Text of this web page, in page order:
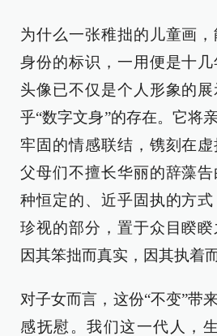
为什么一张稚拙的儿童画
身份的标识，一用便是十
头像已不仅是个人形象的
乎“数字文身”的存在。它将
牢固的情感联结，镌刻在虚
父母们不擅长华丽的辞藻
种恒定的、近乎固执的方
珍视的部分，置于众目睽睽
因其笨拙而真实，因其执着
对子女而言，这份“不变”带
感抚慰。我们这一代人，